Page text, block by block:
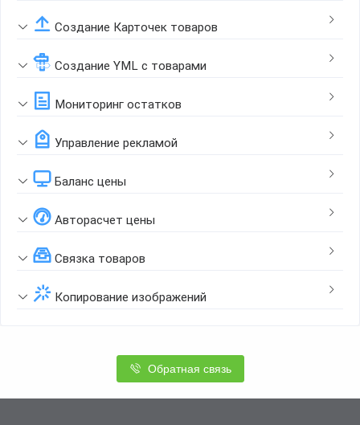
Создание Карточек товаров
Создание YML с товарами
Мониторинг остатков
Управление рекламой
Баланс цены
Авторасчет цены
Связка товаров
Копирование изображений
Обратная связь